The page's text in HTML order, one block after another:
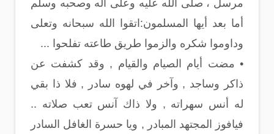
مرسل ، صلى الله عليه وعلى آله وصحبه وسلم
أما بعد أيها المسلمون:اتقوا الله سبحانه وتعلى
وداوموا شكره والزموا طريق طاعته تفلحوا ...
• مضت أيام الصيام والقيام , وقد كشفت عن
ذاكر وساجد , وآخر في لهوه سادر , فلا ذا بقي
له أنس سهراته , ولا ذاك آنس تعب صلاته ..
فيافوز المجتهد المبادر , ويا حسرة الغافل السادر